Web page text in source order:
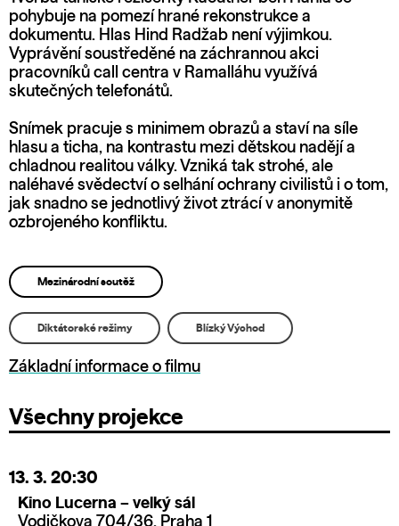
pohybuje na pomezí hrané rekonstrukce a
dokumentu. Hlas Hind Radžab není výjimkou.
Vyprávění soustředěné na záchrannou akci
pracovníků call centra v Ramalláhu využívá
skutečných telefonátů.
Snímek pracuje s minimem obrazů a staví na síle
hlasu a ticha, na kontrastu mezi dětskou nadějí a
chladnou realitou války. Vzniká tak strohé, ale
naléhavé svědectví o selhání ochrany civilistů i o tom,
jak snadno se jednotlivý život ztrácí v anonymitě
ozbrojeného konfliktu.
Mezinárodní soutěž
Diktátorské režimy Blízký Východ
Základní informace o filmu
Všechny projekce
13. 3. 20:30
Kino Lucerna – velký sál